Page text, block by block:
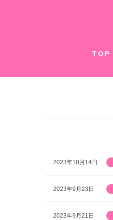
TOP
2023年10月14日
2023年9月23日
2023年9月21日